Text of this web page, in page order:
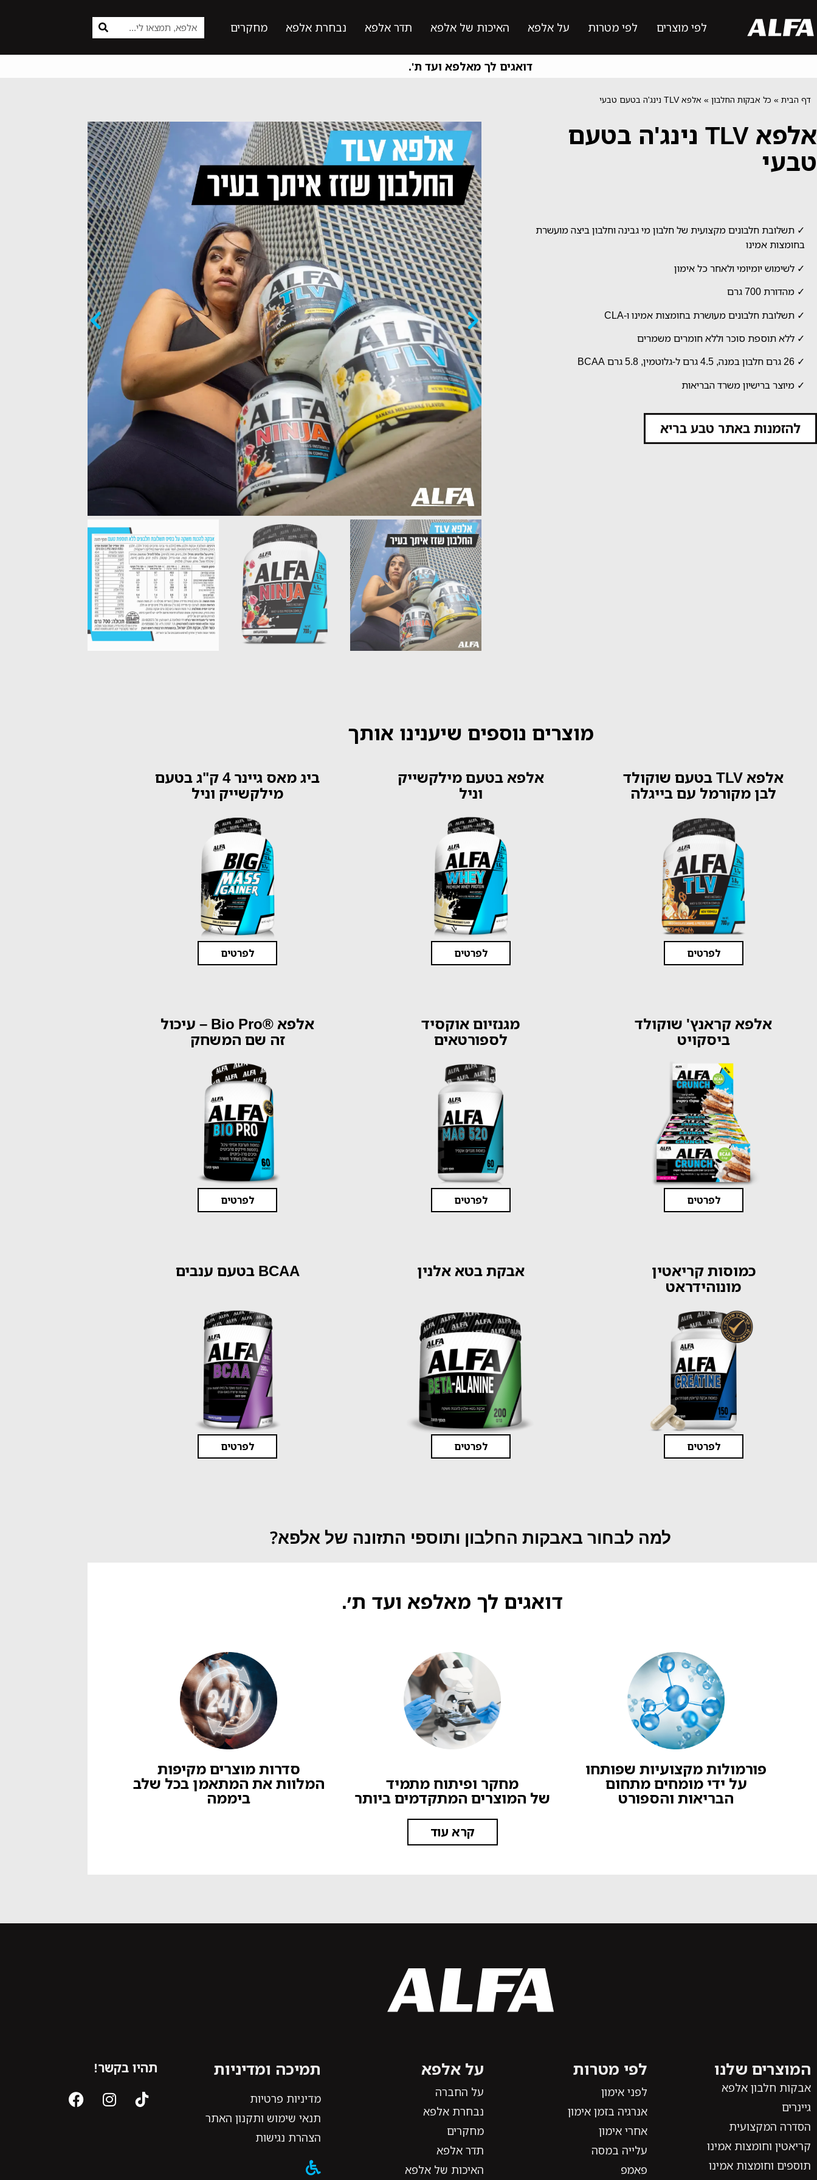
לפי מוצרים לפי מטרות על אלפא האיכות של אלפא תדר אלפא נבחרת אלפא מחקרים
דואגים לך מאלפא ועד ת'.
דף הבית » כל אבקות החלבון » אלפא TLV נינג'ה בטעם טבעי
אלפא TLV נינג'ה בטעם
טבעי
✓ תשלובת חלבונים מקצועית של חלבון מי גבינה וחלבון ביצה מועשרת
בחומצות אמינו
✓ לשימוש יומיומי ולאחר כל אימון
✓ מהדורת 700 גרם
✓ תשלובת חלבונים מעושרת בחומצות אמינו ו-CLA
✓ ללא תוספת סוכר וללא חומרים משמרים
✓ 26 גרם חלבון במנה, 4.5 גרם ל-גלוטמין, 5.8 גרם BCAA
✓ מיוצר ברישיון משרד הבריאות
להזמנות באתר טבע בריא
מוצרים נוספים שיענינו אותך
אלפא TLV בטעם שוקולד
לבן מקורמל עם בייגלה
לפרטים
אלפא בטעם מילקשייק
וניל
לפרטים
ביג מאס גיינר 4 ק"ג בטעם
מילקשייק וניל
לפרטים
אלפא קראנץ' שוקולד
ביסקויט
לפרטים
מגנזיום אוקסיד
לספורטאים
לפרטים
אלפא ®Bio Pro – עיכול
זה שם המשחק
לפרטים
כמוסות קריאטין
מונוהידראט
לפרטים
אבקת בטא אלנין
לפרטים
BCAA בטעם ענבים
לפרטים
למה לבחור באבקות החלבון ותוספי התזונה של אלפא?
דואגים לך מאלפא ועד ת׳.
פורמולות מקצועיות שפותחו
על ידי מומחים מתחום
הבריאות והספורט
מחקר ופיתוח מתמיד
של המוצרים המתקדמים ביותר
סדרות מוצרים מקיפות
המלוות את המתאמן בכל שלב
ביממה
קרא עוד
המוצרים שלנו
אבקות חלבון אלפא
גיינרים
הסדרה המקצועית
קריאטין וחומצות אמינו
תוספים וחומצות אמינו
לפי מטרות
לפני אימון
אנרגיה בזמן אימון
אחרי אימון
עלייה במסה
פאמפ
על אלפא
על החברה
נבחרת אלפא
מחקרים
תדר אלפא
האיכות של אלפא
תמיכה ומדיניות
מדיניות פרטיות
תנאי שימוש ותקנון האתר
הצהרת נגישות
תהיו בקשר!